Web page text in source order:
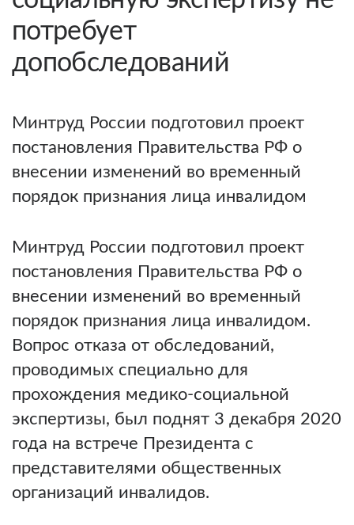
потребует
допобследований
Минтруд России подготовил проект
постановления Правительства РФ о
внесении изменений во временный
порядок признания лица инвалидом
Минтруд России подготовил проект
постановления Правительства РФ о
внесении изменений во временный
порядок признания лица инвалидом.
Вопрос отказа от обследований,
проводимых специально для
прохождения медико-социальной
экспертизы, был поднят 3 декабря 2020
года на встрече Президента с
представителями общественных
организаций инвалидов.